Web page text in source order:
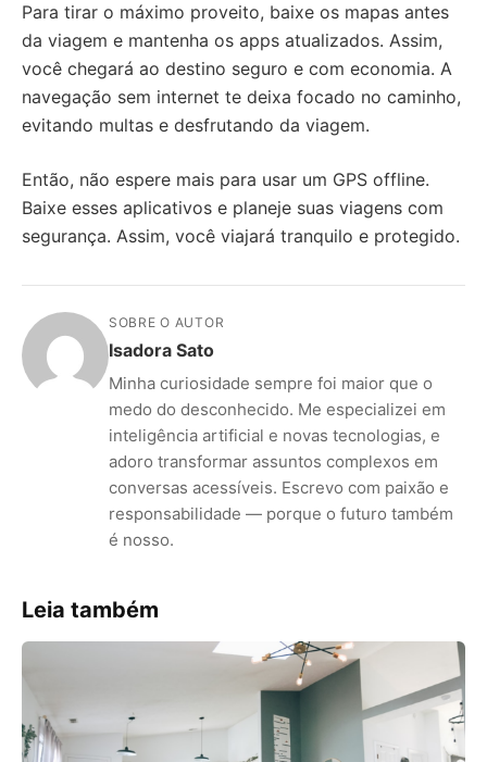
Para tirar o máximo proveito, baixe os mapas antes
da viagem e mantenha os apps atualizados. Assim,
você chegará ao destino seguro e com economia. A
navegação sem internet te deixa focado no caminho,
evitando multas e desfrutando da viagem.
Então, não espere mais para usar um GPS offline.
Baixe esses aplicativos e planeje suas viagens com
segurança. Assim, você viajará tranquilo e protegido.
SOBRE O AUTOR
Isadora Sato
Minha curiosidade sempre foi maior que o
medo do desconhecido. Me especializei em
inteligência artificial e novas tecnologias, e
adoro transformar assuntos complexos em
conversas acessíveis. Escrevo com paixão e
responsabilidade — porque o futuro também
é nosso.
Leia também